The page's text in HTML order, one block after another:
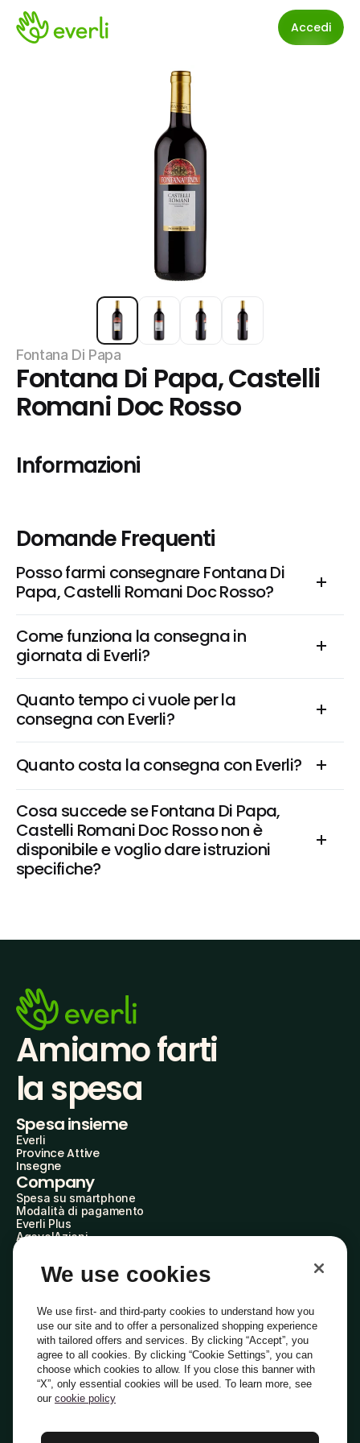
Accedi
Fontana Di Papa
Fontana Di Papa, Castelli
Romani Doc Rosso
Informazioni
Domande Frequenti
Posso farmi consegnare Fontana Di
Papa, Castelli Romani Doc Rosso?
Come funziona la consegna in
giornata di Everli?
Quanto tempo ci vuole per la
consegna con Everli?
Quanto costa la consegna con Everli?
Cosa succede se Fontana Di Papa,
Castelli Romani Doc Rosso non è
disponibile e voglio dare istruzioni
specifiche?
Amiamo farti
la spesa
Spesa insieme
Everli
Province Attive
Insegne
Company
Spesa su smartphone
Modalità di pagamento
Everli Plus
AgevolAzioni
Everli Shoppers
Scopri chi siamo
Domande frequenti
Lavora con noi
Diventa Shopper
Investitori
PrivacyCookiePreferenze Cookie
Termini e Condizioni
Italiano
We use cookies
We use first- and third-party cookies to understand how you
use our site and to offer a personalized shopping experience
with tailored offers and services. By clicking “Accept”, you
agree to all cookies. By clicking “Cookie Settings”, you can
choose which cookies to allow. If you close this banner with
“X”, only essential cookies will be used. To learn more, see
our cookie policy